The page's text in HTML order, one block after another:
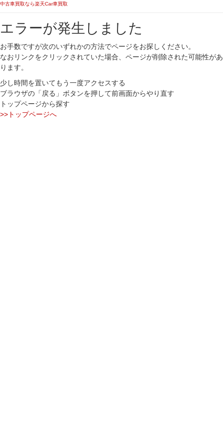
中古車買取なら楽天Car車買取
エラーが発生しました
お手数ですが次のいずれかの方法でページをお探しください。
なおリンクをクリックされていた場合、ページが削除された可能性があ
ります。
少し時間を置いてもう一度アクセスする
ブラウザの「戻る」ボタンを押して前画面からやり直す
トップページから探す
>>トップページへ